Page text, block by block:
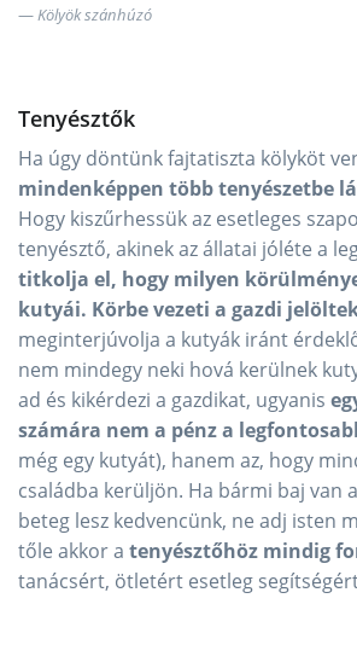
Kölyök szánhúzó
Tenyésztők
Ha úgy döntünk fajtatiszta kölyköt
mindenképpen több tenyészetbe
Hogy kiszűrhessük az esetleges
tenyésztő, akinek az állatai jóléte a
titkolja el, hogy milyen
kutyái. Körbe vezeti a gazdi
meginterjúvolja a kutyák iránt
nem mindegy neki hová kerülnek
ad és kikérdezi a gazdikat, ugyanis
számára nem a pénz a
még egy kutyát), hanem az, hogy
családba kerüljön. Ha bármi baj van
beteg lesz kedvencünk, ne adj isten
tőle akkor a tenyésztőhöz mindig
tanácsért, ötletért esetleg